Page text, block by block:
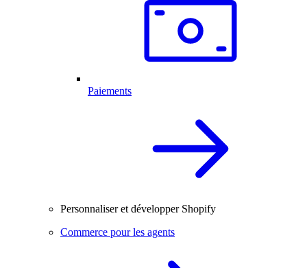
Paiements
Personnaliser et développer Shopify
Commerce pour les agents